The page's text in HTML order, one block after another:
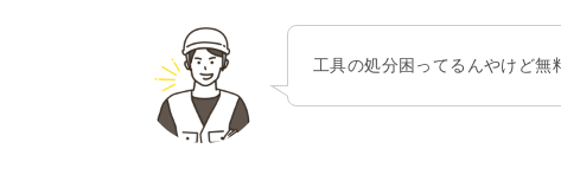
工具の処分困ってるんやけど無